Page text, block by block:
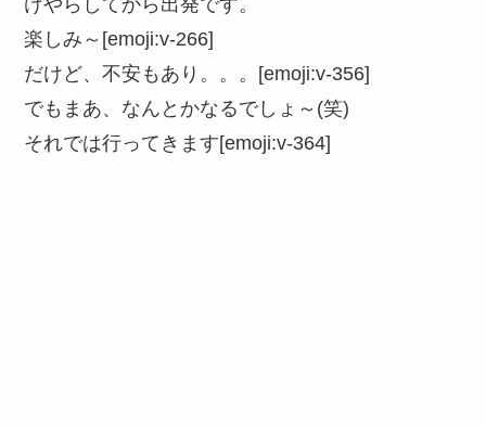
けやらしてから出発です。
楽しみ～[emoji:v-266]
だけど、不安もあり。。。[emoji:v-356]
でもまあ、なんとかなるでしょ～(笑)
それでは行ってきます[emoji:v-364]